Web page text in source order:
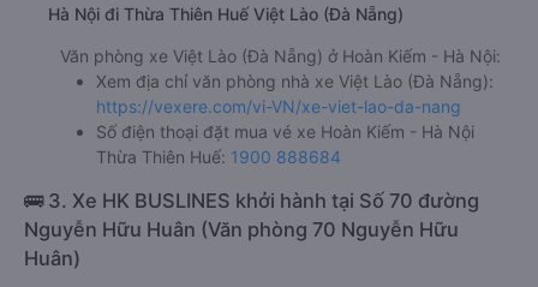
Hà Nội đi Thừa Thiên Huế Việt Lào (Đà Nẵng)
Văn phòng xe Việt Lào (Đà Nẵng) ở Hoàn Kiếm - Hà Nội:
Xem địa chỉ văn phòng nhà xe Việt Lào (Đà Nẵng):
https://vexere.com/vi-VN/xe-viet-lao-da-nang
Số điện thoại đặt mua vé xe Hoàn Kiếm - Hà Nội
Thừa Thiên Huế: 1900 888684
🚌 3. Xe HK BUSLINES khởi hành tại Số 70 đường
Nguyễn Hữu Huân (Văn phòng 70 Nguyễn Hữu
Huân)